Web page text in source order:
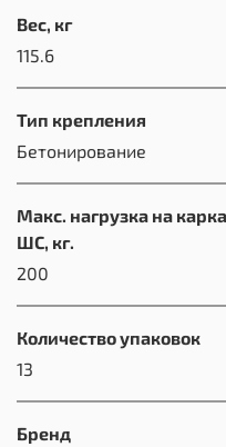
Вес, кг
115.6
Тип крепления
Бетонирование
Макс. нагрузка на
ШС, кг.
200
Количество упаковок
13
Бренд